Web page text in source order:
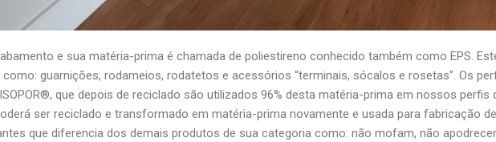
e sua matéria-prima é chamada de poliestireno conhecido também como EPS.
guarnições, rodameios, rodatetos e acessórios “terminais, sócalos e rosetas”. Os
que depois de reciclado são utilizados 96% desta matéria-prima em nossos perfis
ser reciclado e transformado em matéria-prima novamente e usada para fabricação
que diferencia dos demais produtos de sua categoria como: não mofam, não